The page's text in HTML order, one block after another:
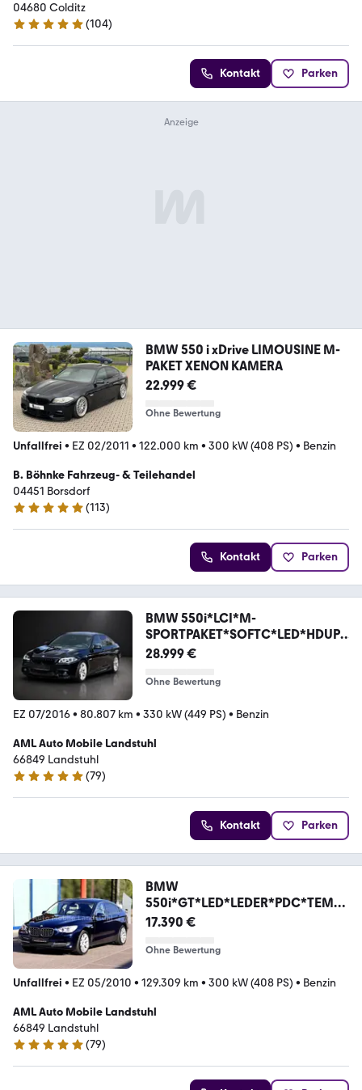
04680 Colditz
5 Sterne
(104)
Kontakt Parken
BMW 550 i xDrive LIMOUSINE M-
PAKET XENON KAMERA
22.999 €
Ohne Bewertung
Unfallfrei • EZ 02/2011 • 122.000 km • 300 kW (408 PS) • Benzin
B. Böhnke Fahrzeug- & Teilehandel
04451 Borsdorf
4.8 Sterne
(113)
Kontakt Parken
BMW 550i*LCI*M-
SPORTPAKET*SOFTC*LED*HDUP*
PDC*LEDR*LM
28.999 €
Ohne Bewertung
EZ 07/2016• 80.807 km • 330 kW (449 PS) • Benzin
AML Auto Mobile Landstuhl
66849 Landstuhl
4.8 Sterne
(79)
Kontakt Parken
BMW
550i*GT*LED*LEDER*PDC*TEMP
O*ALU*
17.390 €
Ohne Bewertung
Unfallfrei • EZ 05/2010 • 129.309 km • 300 kW (408 PS) • Benzin
AML Auto Mobile Landstuhl
66849 Landstuhl
4.8 Sterne
(79)